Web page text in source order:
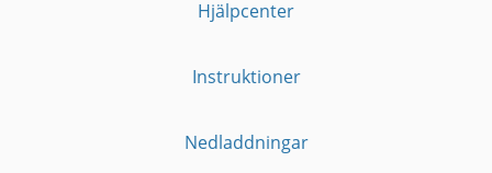
Hjälpcenter
Instruktioner
Nedladdningar